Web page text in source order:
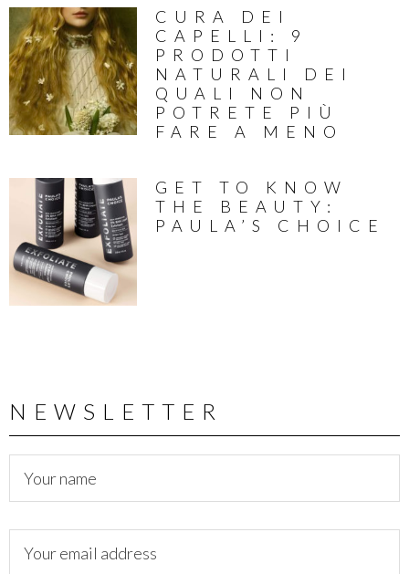
CURA DEI
CAPELLI: 9
PRODOTTI
NATURALI DEI
QUALI NON
POTRETE PIÙ
FARE A MENO
GET TO KNOW
THE BEAUTY:
PAULA’S CHOICE
NEWSLETTER